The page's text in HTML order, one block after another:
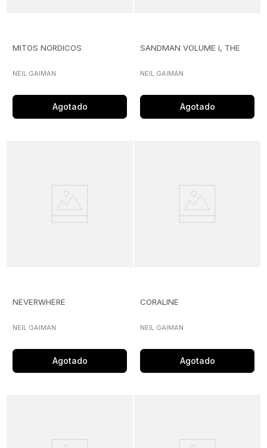
MITOS NORDICOS
NEIL GAIMAN
Agotado
SANDMAN VOLUME I, THE
NEIL GAIMAN
Agotado
NEVERWHERE
NEIL GAIMAN
Agotado
CORALINE
NEIL GAIMAN
Agotado